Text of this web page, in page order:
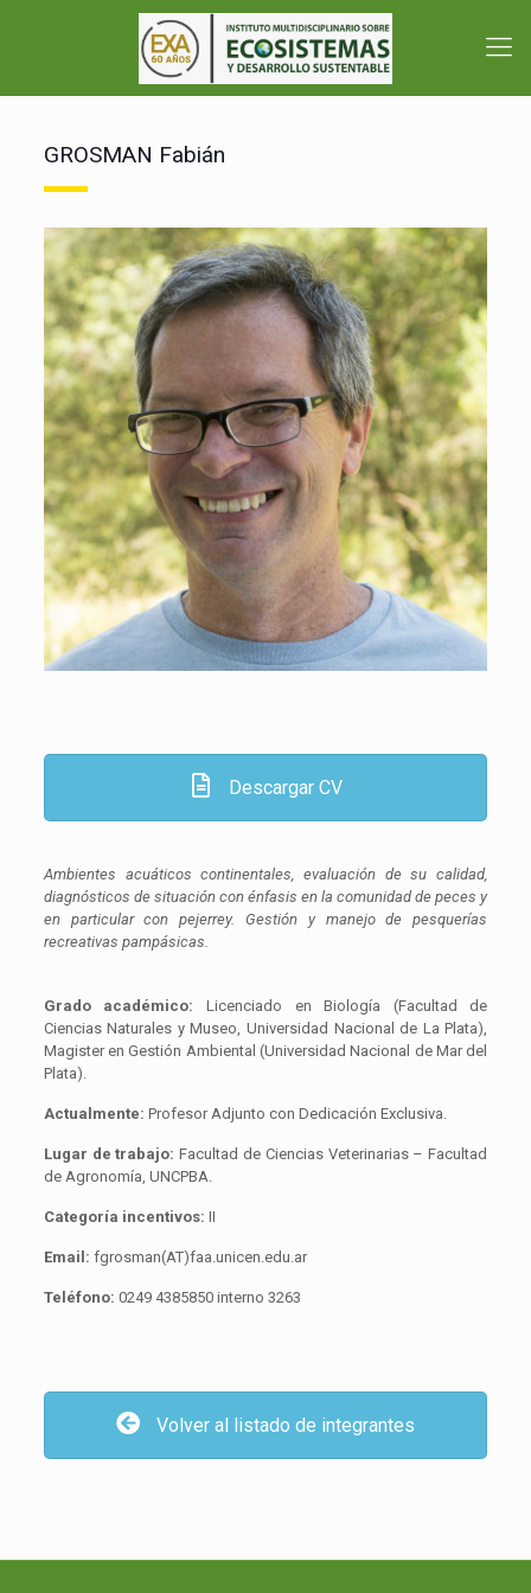
GROSMAN Fabián
Descargar CV
Ambientes acuáticos continentales, evaluación de su calidad,
diagnósticos de situación con énfasis en la comunidad de peces y
en particular con pejerrey. Gestión y manejo de pesquerías
recreativas pampásicas.
Grado académico:
Licenciado en Biología (Facultad de
Ciencias Naturales y Museo, Universidad Nacional de La Plata),
Magister en Gestión Ambiental (Universidad Nacional de Mar del
Plata).
Actualmente: Profesor Adjunto con Dedicación Exclusiva.
Lugar de trabajo:Facultad de Ciencias Veterinarias – Facultad
de Agronomía, UNCPBA.
Categoría incentivos: II
Email: fgrosman(AT)faa.unicen.edu.ar
Teléfono: 0249 4385850 interno 3263
Volver al listado de integrantes